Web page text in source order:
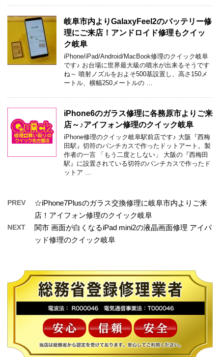
岐阜市内よりGalaxyFeel2のバッテリー修
理にご来店！アンドロイド修理もクイッ
ク岐阜
iPhone/iPad/Android/MacBook修理のクイック岐阜
です♪ お台場に世界最大級の噴水が出来るそうです
ね～ 噴射ノズルをおよそ500基設置し、高さ150メ
ートル、横幅250メートルの …
iPhone6のガラス修理に各務原市よりご来
店～♪アイフォン修理のクイック岐阜
iPhone修理のクイック岐阜駅前店です♪ 大阪『西梅
田駅』切符のパンチカスで作ったドットアート。製
作者の一言 「もう二度としない」 大阪の『西梅田
駅』に設置されている切符のパンチカスで作ったド
ットア …
PREV
☆iPhone7Plusのガラス交換修理に岐阜市内よりご来
店！アイフォン修理のクイック岐阜
NEXT
関市 画面が白くなるiPad mini2の液晶画面修理 アイパ
ッド修理のクイック岐阜